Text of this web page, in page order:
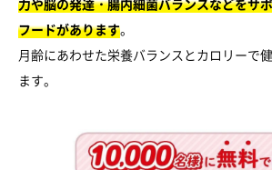
力や脳の発達・腸内細菌バランスなどをサ
フードがあります。
月齢にあわせた栄養バランスとカロリーで
ます。